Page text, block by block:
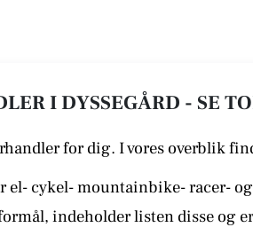
I DYSSEGÅRD - SE
for dig. I vores overblik
el- cykel- mountainbike- racer-
indeholder listen disseog